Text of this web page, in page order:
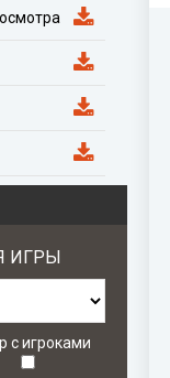
ИГРЫ
с игроками